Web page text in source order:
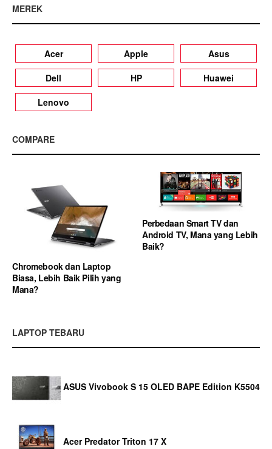
MEREK
Acer Apple
Asus
Dell
HP
Huawei
Lenovo
COMPARE
Chromebook dan Laptop
Biasa, Lebih Baik Pilih yang
Mana?
Perbedaan Smart TV dan
Android TV, Mana yang Lebih
Baik?
LAPTOP TEBARU
ASUS Vivobook S 15 OLED BAPE Edition K5504
Acer Predator Triton 17 X